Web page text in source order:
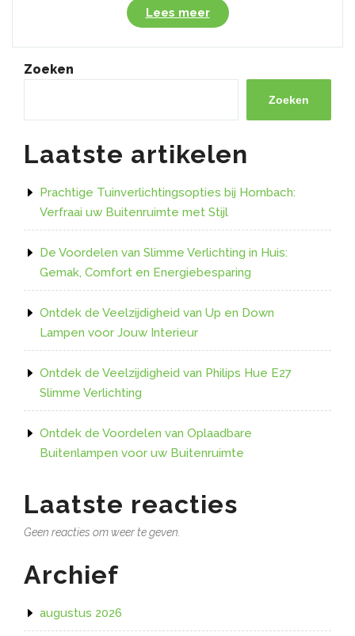
Lees meer“Speciale
Aanbieding:
LED
Verlichting
een
Woning”
Zoeken
Zoeken
Laatste artikelen
Prachtige Tuinverlichtingsopties bij Hornbach:
Verfraai uw Buitenruimte met Stijl
De Voordelen van Slimme Verlichting in Huis:
Gemak, Comfort en Energiebesparing
Ontdek de Veelzijdigheid van Up en Down
Lampen voor Jouw Interieur
Ontdek de Veelzijdigheid van Philips Hue E27
Slimme Verlichting
Ontdek de Voordelen van Oplaadbare
Buitenlampen voor uw Buitenruimte
Laatste reacties
Geen reacties om weer te geven.
Archief
augustus 2026